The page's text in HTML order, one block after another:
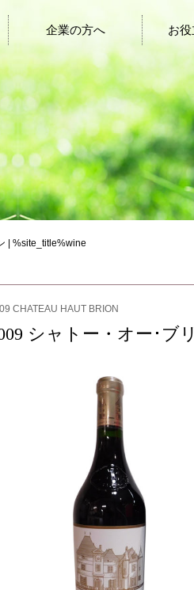
企業の方へ お
| %site_title%wine
CHATEAU HAUT BRION
シャトー・オー･ブ